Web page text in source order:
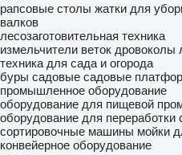
рапсовые столы жатки для
валков
лесозаготовительная техника
измельчители веток дровоколы
техника для сада и огорода
буры садовые садовые
промышленное оборудование
оборудование для пищевой
оборудование для переработки
сортировочные машины мойки
конвейерное оборудование